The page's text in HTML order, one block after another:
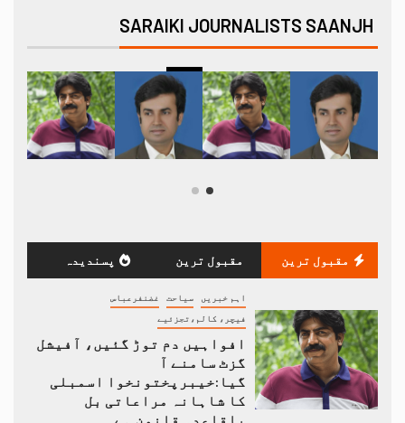
SARAIKI JOURNALISTS SAANJH
مقبول ترین مقبول ترین پسندیدہ
اہم خبریں سیاحت غضنفرعباس
فیچر، کالم،تجزئیے
افواہیں دم توڑ گئیں، آفیشل
گزٹ سامنے آ
گیا:خیبرپختونخوا اسمبلی
کا شاہانہ مراعاتی بل
باقاعدہ قانون ہے